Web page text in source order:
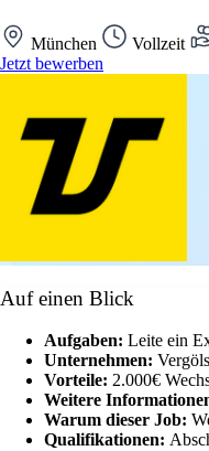
München Vollzeit
Jetzt bewerben
Auf einen Blick
Aufgaben: Leite ein
Unternehmen:
Vorteile: 2.000€
Weitere
Warum dieser Job:
Qualifikationen: